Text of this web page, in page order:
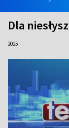
Dla
2025